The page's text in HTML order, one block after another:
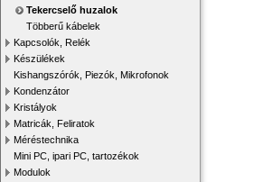
Tekercselő huzalok
Többerű kábelek
Kapcsolók, Relék
Készülékek
Kishangszórók, Piezók, Mikrofonok
Kondenzátor
Kristályok
Matricák, Feliratok
Méréstechnika
Mini PC, ipari PC, tartozékok
Modulok